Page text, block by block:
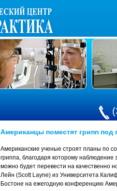
Американцы поместят грипп под
Американские ученые строят планы по
гриппа, благодаря которому
можно будет перевести на качественно
Лейн (Scott Layne) из Университета
Бостоне на ежегодную конференцию